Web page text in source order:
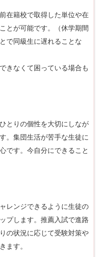
在籍校で取得した単位や在
とが可能です。（休学期間
で同級生に遅れることな
きなくて困っている場合も
とりの個性を大切にしなが
。集団生活が苦手な生徒に
です。今自分にできること
レンジできるように生徒の
プします。推薦入試で進路
の状況に応じて受験対策や
ます。